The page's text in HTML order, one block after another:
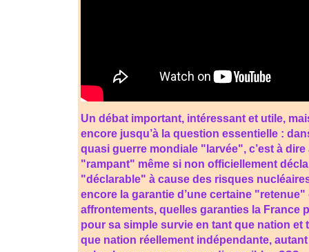
Un débat important, intéressant et utile,
encore jusqu’à la question essentielle :
quasi guerre mondiale "larvée", c’est à dire
"rampant" même si non officiellement
"déclarable" à cause des risques
encore la garantie d’une certaine
affrontements, quelles garanties la France
pour sa simple survie en tant que nation et
que nation réellement indépendante,